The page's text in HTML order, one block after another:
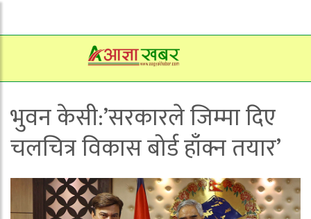
भुवन केसी:’सरकारले जिम्मा दिए
चलचित्र विकास बोर्ड हाँक्न तयार’